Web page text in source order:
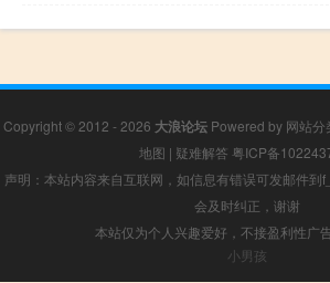
Copyright © 2012 - 2026 大浪论坛 Powered by 网站分
地图 | 疑难解答 粤ICP备
声明：本站内容来自互联网，如信息有错误可发邮件
会及时纠正，谢谢
本站仅为个人兴趣爱好，不接盈利性广
小男孩